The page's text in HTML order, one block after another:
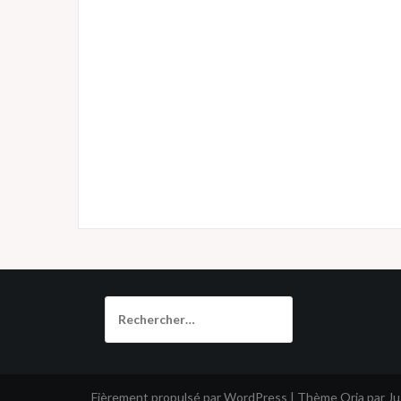
Fièrement propulsé par WordPress | Thème Oria par